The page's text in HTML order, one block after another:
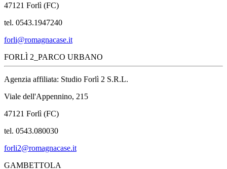
47121 Forlì (FC)
tel. 0543.1947240
forli@romagnacase.it
FORLÌ 2_PARCO URBANO
Agenzia affiliata: Studio Forlì 2 S.R.L.
Viale dell'Appennino, 215
47121 Forlì (FC)
tel. 0543.080030
forli2@romagnacase.it
GAMBETTOLA